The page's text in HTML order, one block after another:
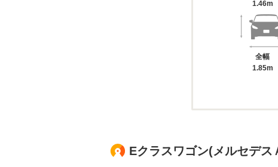
1.46m
全幅
1.85m
Eクラスワゴン(メルセデス